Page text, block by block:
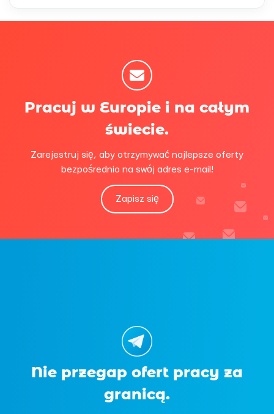
Pracuj w Europie i na całym
świecie.
Zarejestruj się, aby otrzymywać najlepsze oferty
bezpośrednio na swój adres e-mail!
Zapisz się
Nie przegap ofert pracy za
granicą.